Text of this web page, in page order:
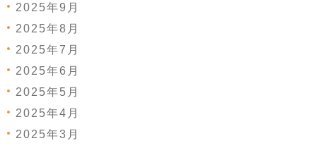
2025年9月
2025年8月
2025年7月
2025年6月
2025年5月
2025年4月
2025年3月